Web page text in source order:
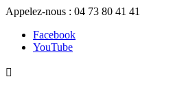
Appelez-nous : 04 73 80 41 41
Facebook
YouTube
